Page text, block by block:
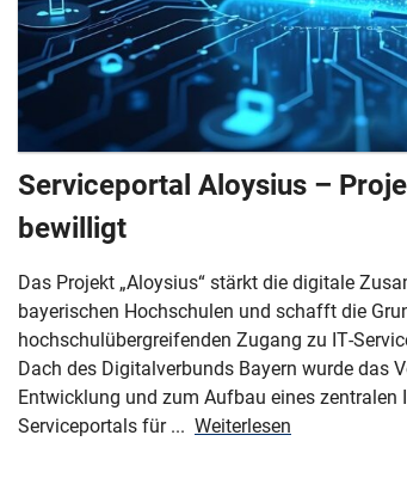
Serviceportal Aloysius –
bewilligt
Das Projekt „Aloysius“ stärkt die digitale
bayerischen Hochschulen und schafft die
hochschulübergreifenden Zugang zu IT-
Dach des Digitalverbunds Bayern wurde das
Entwicklung und zum Aufbau eines zentralen
Serviceportals für ... Weiterlesen